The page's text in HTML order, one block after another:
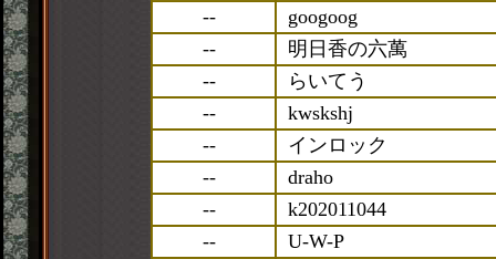
--
googoog
--
明日香の六萬
--
らいてう
--
kwskshj
--
インロック
--
draho
--
k202011044
--
U-W-P